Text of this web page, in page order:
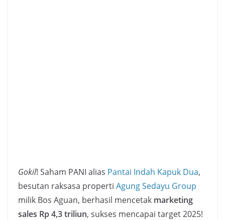
Gokil! Saham PANI alias Pantai Indah Kapuk Dua,
besutan raksasa properti Agung Sedayu Group
milik Bos Aguan, berhasil mencetak marketing
sales Rp 4,3 triliun, sukses mencapai target 2025!